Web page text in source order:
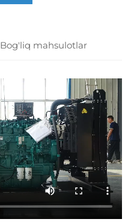
Bog'liq mahsulotlar